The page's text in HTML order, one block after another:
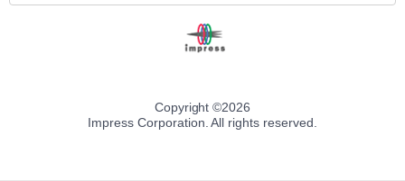
Copyright ©2026
Impress Corporation. All rights reserved.